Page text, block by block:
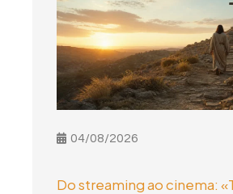
04/08/2026
Do streaming ao cinema: